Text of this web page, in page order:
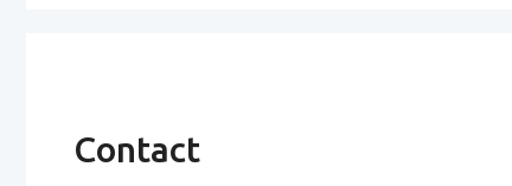
Contact